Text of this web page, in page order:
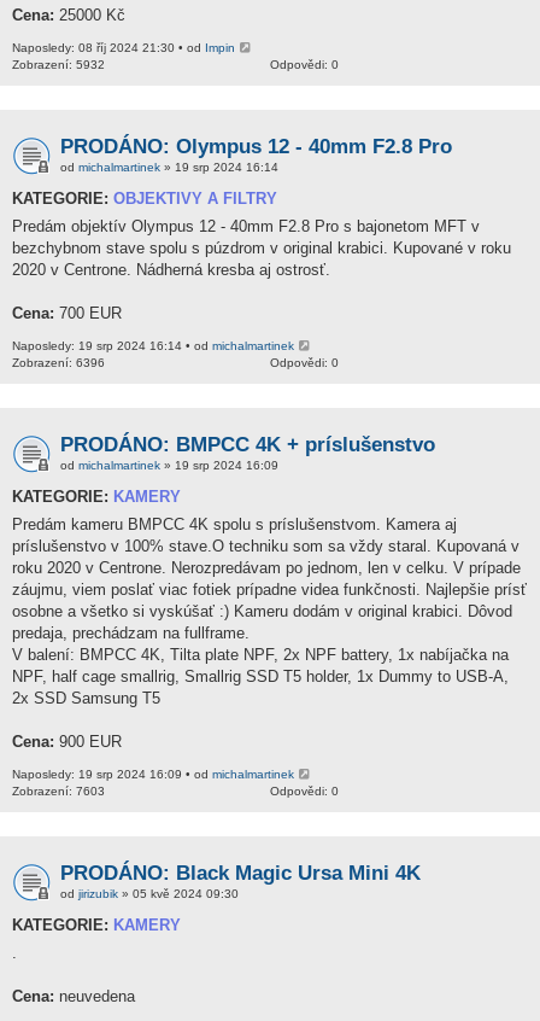
Cena: 25000 Kč
Naposledy: 08 říj 2024 21:30 • od Impin
Odpovědi: 0
Zobrazení: 5932
PRODÁNO: Olympus 12 - 40mm F2.8 Pro
od michalmartinek » 19 srp 2024 16:14
KATEGORIE: OBJEKTIVY A FILTRY
Predám objektív Olympus 12 - 40mm F2.8 Pro s bajonetom MFT v
bezchybnom stave spolu s púzdrom v original krabici. Kupované v roku
2020 v Centrone. Nádherná kresba aj ostrosť.
Cena: 700 EUR
Naposledy: 19 srp 2024 16:14 • od michalmartinek
Odpovědi: 0
Zobrazení: 6396
PRODÁNO: BMPCC 4K + príslušenstvo
od michalmartinek » 19 srp 2024 16:09
KATEGORIE: KAMERY
Predám kameru BMPCC 4K spolu s príslušenstvom. Kamera aj
príslušenstvo v 100% stave.O techniku som sa vždy staral. Kupovaná v
roku 2020 v Centrone. Nerozpredávam po jednom, len v celku. V prípade
záujmu, viem poslať viac fotiek prípadne videa funkčnosti. Najlepšie prísť
osobne a všetko si vyskúšať :) Kameru dodám v original krabici. Dôvod
predaja, prechádzam na fullframe.
V balení: BMPCC 4K, Tilta plate NPF, 2x NPF battery, 1x nabíjačka na
NPF, half cage smallrig, Smallrig SSD T5 holder, 1x Dummy to USB-A,
2x SSD Samsung T5
Cena: 900 EUR
Naposledy: 19 srp 2024 16:09 • od michalmartinek
Odpovědi: 0
Zobrazení: 7603
PRODÁNO: Black Magic Ursa Mini 4K
od jirizubik » 05 kvě 2024 09:30
KATEGORIE: KAMERY
.
Cena: neuvedena